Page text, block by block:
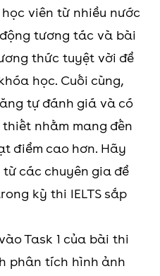
viên từ nhiều nước
tương tác và bài
thức tuyệt vời để
học. Cuối cùng,
tự đánh giá và có
nhằm mang đến
điểm cao hơn. Hãy
các chuyên gia để
kỳ thi IELTS sắp
Task 1 của bài thi
phân tích hình ảnh